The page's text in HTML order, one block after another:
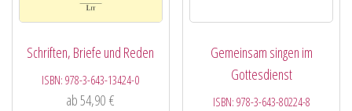
Schriften, Briefe und Reden
ISBN:978-3-643-13424-0
ab54,90€
Gemeinsam singen im
Gottesdienst
ISBN: 978-3-643-80224-8